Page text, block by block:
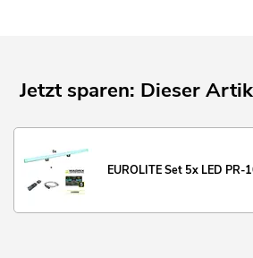
Jetzt sparen: Dieser
EUROLITE Set 5x LED